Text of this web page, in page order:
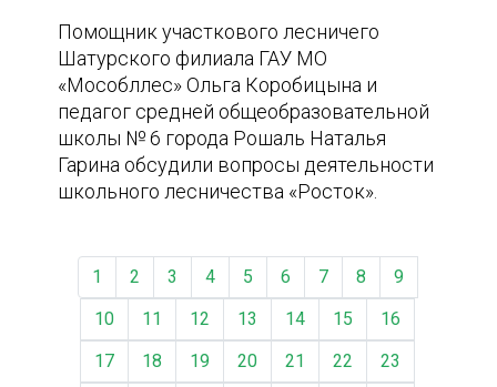
Помощник участкового лесничего
Шатурского филиала ГАУ МО
«Мособллес» Ольга Коробицына и
педагог средней общеобразовательной
школы № 6 города Рошаль Наталья
Гарина обсудили вопросы деятельности
школьного лесничества «Росток».
1 2 3 4 5 6 7 8
9
10
11 12 13 14 15
16
17
18 19 20 21 22
23